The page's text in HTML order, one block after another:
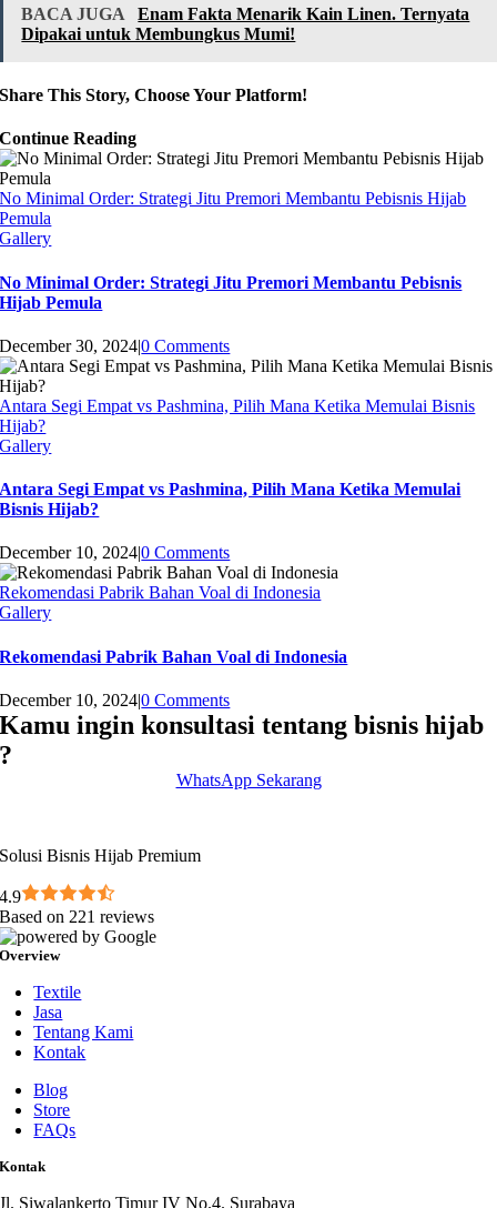
BACA JUGA
Enam Fakta Menarik Kain Linen. Ternyata
Dipakai untuk Membungkus Mumi!
Share This Story, Choose Your Platform!
Continue Reading
No Minimal Order: Strategi Jitu Premori Membantu Pebisnis Hijab
Pemula
Gallery
No Minimal Order: Strategi Jitu Premori Membantu Pebisnis
Hijab Pemula
December 30, 2024|0 Comments
Antara Segi Empat vs Pashmina, Pilih Mana Ketika Memulai Bisnis
Hijab?
Gallery
Antara Segi Empat vs Pashmina, Pilih Mana Ketika Memulai
Bisnis Hijab?
December 10, 2024|0 Comments
Rekomendasi Pabrik Bahan Voal di Indonesia
Gallery
Rekomendasi Pabrik Bahan Voal di Indonesia
December 10, 2024|0 Comments
Kamu ingin konsultasi tentang bisnis hijab
?
WhatsApp Sekarang
Solusi Bisnis Hijab Premium
4.9
Based on 221 reviews
Overview
Textile
Jasa
Tentang Kami
Kontak
Blog
Store
FAQs
Kontak
Jl. Siwalankerto Timur IV No.4. Surabaya